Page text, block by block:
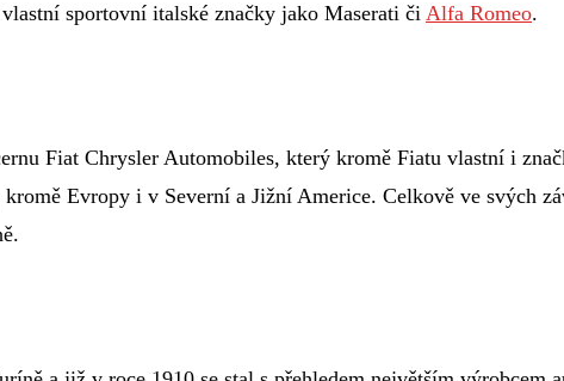
sportovní italské značky jako Maserati či Alfa Romeo.
Fiat Chrysler Automobiles, který kromě Fiatu vlastní i
Evropy i v Severní a Jižní Americe. Celkově ve svých